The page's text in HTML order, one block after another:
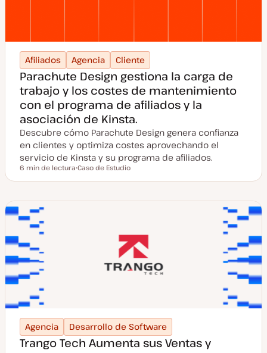
Afiliados Agencia Cliente
Parachute Design gestiona la carga de
trabajo y los costes de mantenimiento
con el programa de afiliados y la
asociación de Kinsta.
Descubre cómo Parachute Design genera confianza
en clientes y optimiza costes aprovechando el
servicio de Kinsta y su programa de afiliados.
Tiempo de lectura
6 min de lectura
i
Caso de Estudio
Agencia Desarrollo de Software
Trango Tech Aumenta sus Ventas y